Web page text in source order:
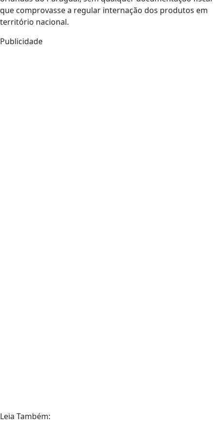
que comprovasse a regular internação dos produtos em
território nacional.
Publicidade
Leia Também: